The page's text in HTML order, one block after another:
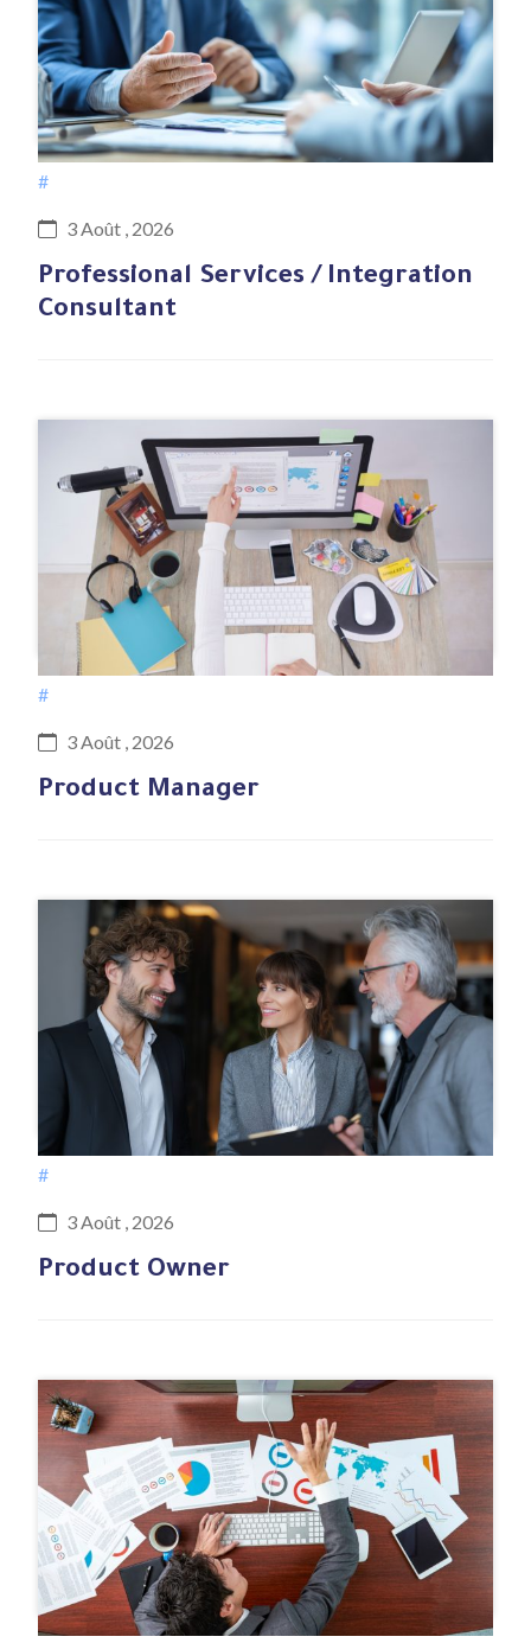
#
3 Août , 2026
Professional Services / Integration
Consultant
#
3 Août , 2026
Product Manager
#
3 Août , 2026
Product Owner